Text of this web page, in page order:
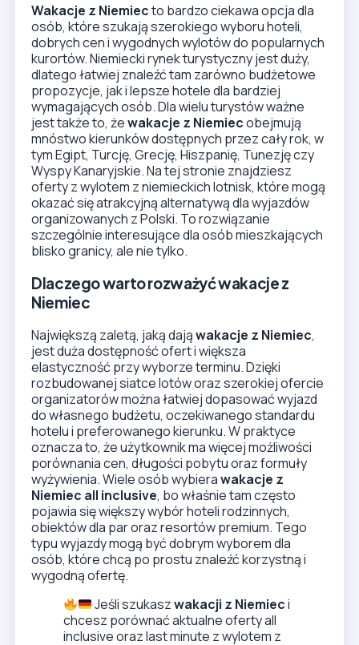
Wakacje z Niemiecto bardzo ciekawa opcja dla
osób, które szukają szerokiego wyboru hoteli,
dobrych cen i wygodnych wylotów do popularnych
kurortów. Niemiecki rynek turystyczny jest duży,
dlatego łatwiej znaleźć tam zarówno budżetowe
propozycje, jak i lepsze hotele dla bardziej
wymagających osób. Dla wielu turystów ważne
jest także to, żewakacje z Niemiecobejmują
mnóstwo kierunków dostępnych przez cały rok, w
tym Egipt, Turcję, Grecję, Hiszpanię, Tunezję czy
Wyspy Kanaryjskie. Na tej stronie znajdziesz
oferty z wylotem z niemieckich lotnisk, które mogą
okazać się atrakcyjną alternatywą dla wyjazdów
organizowanych z Polski. To rozwiązanie
szczególnie interesujące dla osób mieszkających
blisko granicy, ale nie tylko.
Dlaczego warto rozważyć wakacje z
Niemiec
Największą zaletą, jaką dająwakacje z Niemiec,
jest duża dostępność ofert i większa
elastyczność przy wyborze terminu. Dzięki
rozbudowanej siatce lotów oraz szerokiej ofercie
organizatorów można łatwiej dopasować wyjazd
do własnego budżetu, oczekiwanego standardu
hotelu i preferowanego kierunku. W praktyce
oznacza to, że użytkownik ma więcej możliwości
porównania cen, długości pobytu oraz formuły
wyżywienia. Wiele osób wybierawakacje z
Niemiec all inclusive, bo właśnie tam często
pojawia się większy wybór hoteli rodzinnych,
obiektów dla par oraz resortów premium. Tego
typu wyjazdy mogą być dobrym wyborem dla
osób, które chcą po prostu znaleźć korzystną i
wygodną ofertę.
Jeśli szukaszwakacji z Niemieci
chcesz porównać aktualne oferty all
inclusive oraz last minute z wylotem z